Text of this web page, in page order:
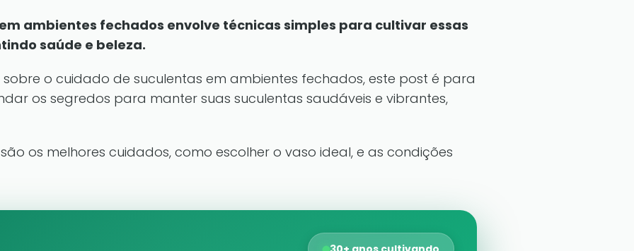
ambientes fechados envolve técnicas simples para cultivar essas
saúde e beleza.
o cuidado de suculentas em ambientes fechados, este post é para
os segredos para manter suas suculentas saudáveis e vibrantes,
os melhores cuidados, como escolher o vaso ideal, e as condições